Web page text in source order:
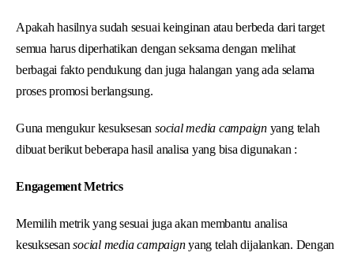
Apakah hasilnya sudah sesuai keinginan atau berbeda dari target
semua harus diperhatikan dengan seksama dengan melihat
berbagai fakto pendukung dan juga halangan yang ada selama
proses promosi berlangsung.
Guna mengukur kesuksesan social media campaign yang telah
dibuat berikut beberapa hasil analisa yang bisa digunakan :
Engagement Metrics
Memilih metrik yang sesuai juga akan membantu analisa
kesuksesansocial media campaignyang telah dijalankan. Dengan